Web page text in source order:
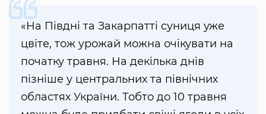
«На Півдні та Закарпатті суниця уже
цвіте, тож урожай можна очікувати на
початку травня. На декілька днів
пізніше у центральних та північних
областях України. Тобто до 10 травня